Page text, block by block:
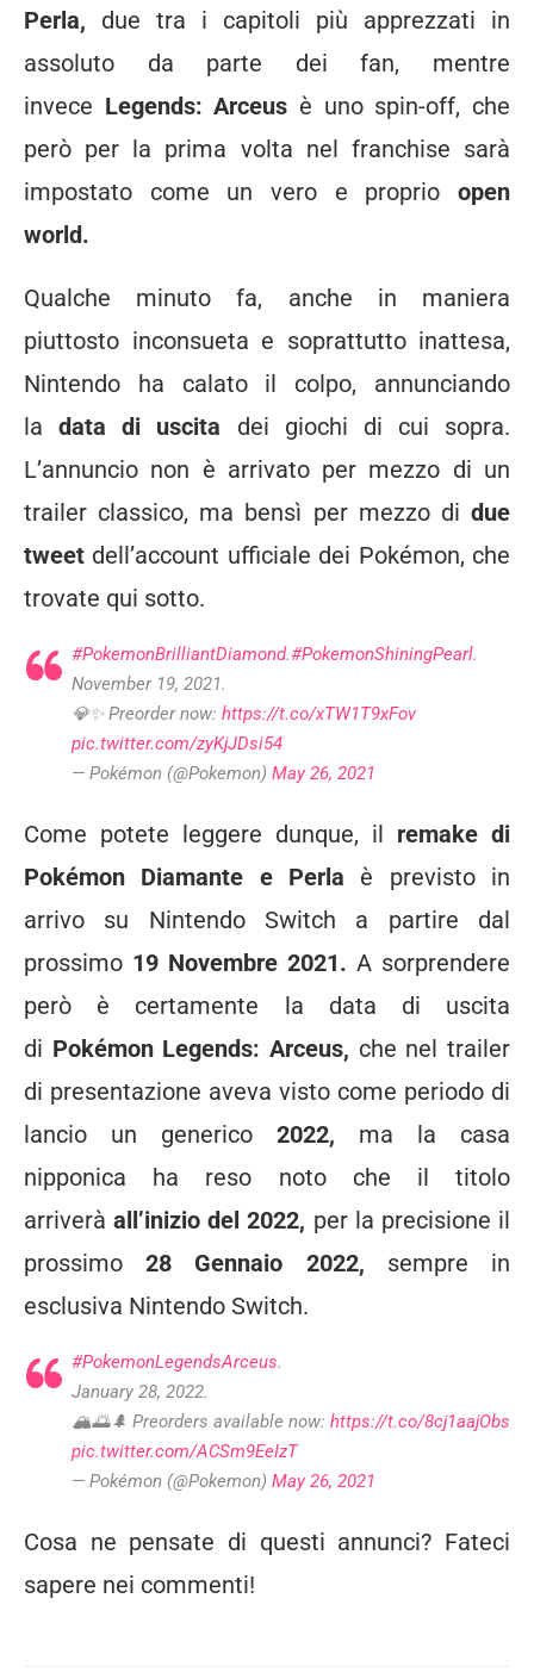
Perla, due tra i capitoli più apprezzati in
assoluto da parte dei fan, mentre
invece Legends: Arceus è uno spin-off, che
però per la prima volta nel franchise sarà
impostato come un vero e proprio open
world.
Qualche minuto fa, anche in maniera
piuttosto inconsueta e soprattutto inattesa,
Nintendo ha calato il colpo, annunciando
ladata di uscita dei giochi di cui sopra.
L’annuncio non è arrivato per mezzo di un
trailer classico, ma bensì per mezzo di due
tweet dell’account ufficiale dei Pokémon, che
trovate qui sotto.
#PokemonBrilliantDiamond.#PokemonShiningPearl.
November 19, 2021.
💎✨ Preorder now: https://t.co/xTW1T9xFov
pic.twitter.com/zyKjJDsi54
— Pokémon (@Pokemon) May 26, 2021
Come potete leggere dunque, il remake di
Pokémon Diamante e Perla è previsto in
arrivo su Nintendo Switch a partire dal
prossimo 19 Novembre 2021. A sorprendere
però è certamente la data di uscita
di Pokémon Legends: Arceus, che nel trailer
di presentazione aveva visto come periodo di
lancio un generico 2022, ma la casa
nipponica ha reso noto che il titolo
arriveràall’inizio del 2022, per la precisione il
prossimo28 Gennaio 2022, sempre in
esclusiva Nintendo Switch.
#PokemonLegendsArceus.
January 28, 2022.
🏔️🌅🌲 Preorders available now: https://t.co/8cj1aajObs
pic.twitter.com/ACSm9EeIzT
— Pokémon (@Pokemon) May 26, 2021
Cosa ne pensate di questi annunci? Fateci
sapere nei commenti!